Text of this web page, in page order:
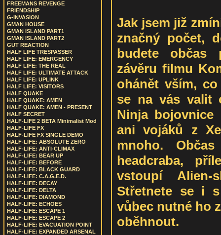
FREEMANS REVENGE
FRIENDSHIP
G-INVASION
GMAN HOUSE
GMAN ISLAND PART1
GMAN ISLAND PART2
GUT REACTION
HALF LIFE TRESPASSER
HALF LIFE: EMERGENCY
HALF LIFE: THE REAL
HALF LIFE: ULTIMATE ATTACK
HALF LIFE: UPLINK
HALF LIFE: VISITORS
HALF QUAKE
HALF QUAKE: AMEN
HALF QUAKE: AMEN - PRESENT
HALF SECRET
HALF-LIFE 2 BETA Minimalist Mod
HALF-LIFE FX
HALF-LIFE FX SINGLE DEMO
HALF-LIFE: ABSOLUTE ZERO
HALF-LIFE: ANTI-CLIMAX
HALF-LIFE: BEAR UP
HALF-LIFE: BEFORE
HALF-LIFE: BLACK GUARD
HALF-LIFE: C.A.G.E.D.
HALF-LIFE: DECAY
HALF-LIFE: DELTA
HALF-LIFE: DIAMOND
HALF-LIFE: ECHOES
HALF-LIFE: ESCAPE 1
HALF-LIFE: ESCAPE 2
HALF-LIFE: EVACUATION POINT
HALF-LIFE: EXPANDED ARSENAL
Jak jsem již
značný počet,
budete občas
závěru filmu
ohánět vším,
se na vás valit
Ninja bojovnice
ani vojáků z
mnoho.
headcraba,
vstoupí Alien-
Střetnete se i
vůbec nutné ho
oběhnout.